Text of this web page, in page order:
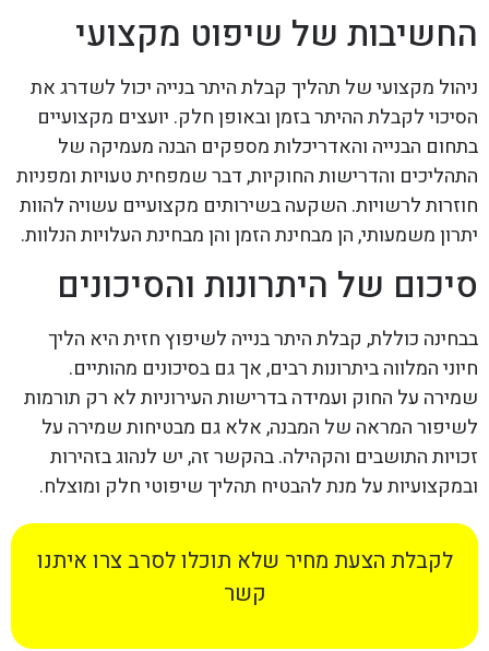
החשיבות של שיפוט מקצועי
ניהול מקצועי של תהליך קבלת היתר בנייה יכול לשדרג את
הסיכוי לקבלת ההיתר בזמן ובאופן חלק. יועצים מקצועיים
בתחום הבנייה והאדריכלות מספקים הבנה מעמיקה של
התהליכים והדרישות החוקיות, דבר שמפחית טעויות ומפניות
חוזרות לרשויות. השקעה בשירותים מקצועיים עשויה להוות
יתרון משמעותי, הן מבחינת הזמן והן מבחינת העלויות הנלוות.
סיכום של היתרונות והסיכונים
בבחינה כוללת, קבלת היתר בנייה לשיפוץ חזית היא הליך
חיוני המלווה ביתרונות רבים, אך גם בסיכונים מהותיים.
שמירה על החוק ועמידה בדרישות העירוניות לא רק תורמות
לשיפור המראה של המבנה, אלא גם מבטיחות שמירה על
זכויות התושבים והקהילה. בהקשר זה, יש לנהוג בזהירות
ובמקצועיות על מנת להבטיח תהליך שיפוטי חלק ומוצלח.
לקבלת הצעת מחיר שלא תוכלו לסרב צרו איתנו
קשר